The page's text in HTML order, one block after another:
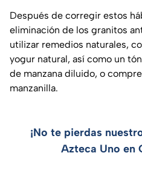
Después de corregir estos
eliminación de los granitos
utilizar remedios naturales,
yogur natural, así como un
de manzana diluido, o
manzanilla.
¡No te pierdas
Azteca Uno en